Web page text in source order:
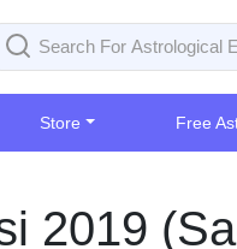
Store Free
2019